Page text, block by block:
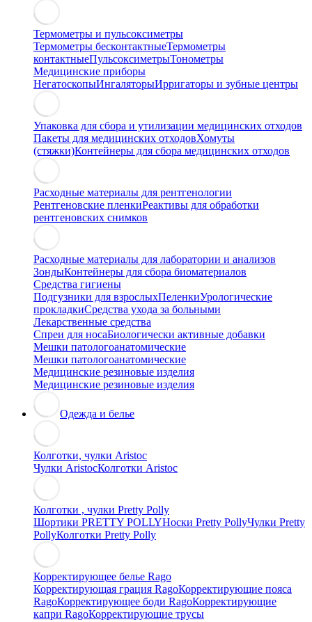
Термометры и пульсоксиметры
Термометры бесконтактныеТермометры
контактныеПульсоксиметрыТонометры
Медицинские приборы
НегатоскопыИнгаляторыИрригаторы и зубные центры
Упаковка для сбора и утилизации медицинских отходов
Пакеты для медицинских отходовХомуты
(стяжки)Контейнеры для сбора медицинских отходов
Расходные материалы для рентгенологии
Рентгеновские пленкиРеактивы для обработки
рентгеновских снимков
Расходные материалы для лаборатории и анализов
ЗондыКонтейнеры для сбора биоматериалов
Средства гигиены
Подгузники для взрослыхПеленкиУрологические
прокладкиСредства ухода за больными
Лекарственные средства
Спреи для носаБиологически активные добавки
Мешки патологоанатомические
Мешки патологоанатомические
Медицинские резиновые изделия
Медицинские резиновые изделия
Одежда и белье
Колготки, чулки Aristoc
Чулки AristocКолготки Aristoc
Колготки , чулки Pretty Polly
Шортики PRETTY POLLYНоски Pretty PollyЧулки Pretty
PollyКолготки Pretty Polly
Корректирующее белье Rago
Корректирующая грация RagoКорректирующие пояса
RagoКорректирующее боди RagoКорректирующие
капри RagoКорректирующие трусы